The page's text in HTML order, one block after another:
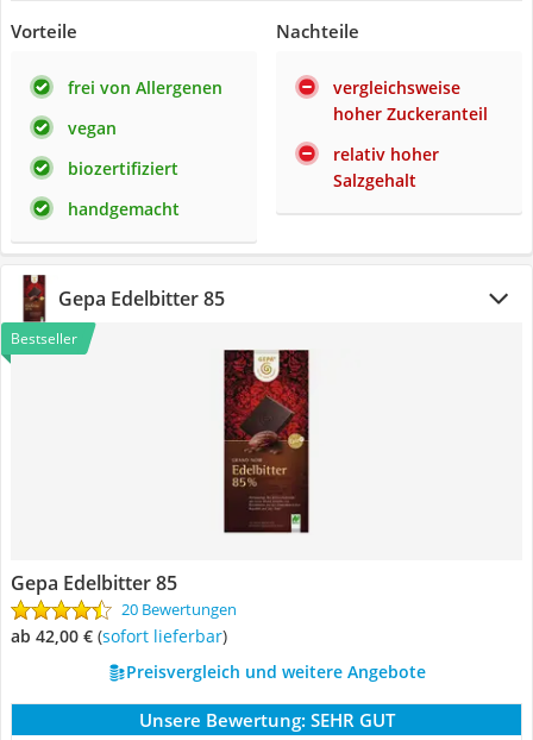
Vorteile
frei von Allergenen
vegan
biozertifiziert
handgemacht
Nachteile
vergleichsweise
hoher Zuckeranteil
relativ hoher
Salzgehalt
Gepa Edelbitter 85
Bestseller
Gepa Edelbitter 85
20 Bewertungen
ab 42,00 € ( Sofort lieferbar)
Preisvergleich und weitere Angebote
Unsere Bewertung: SEHR GUT